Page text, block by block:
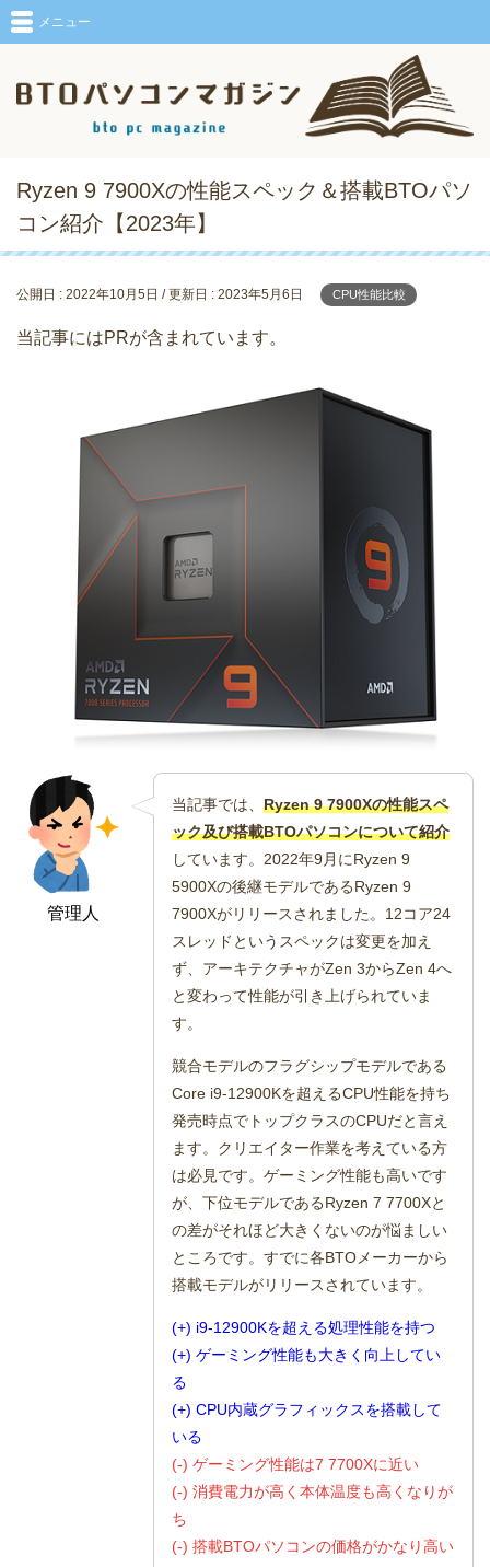
メニュー
Ryzen 9 7900Xの性能スペック＆搭載BTOパソ
コン紹介【2023年】
公開日 : 2022年10月5日 / 更新日 : 2023年5月6日 CPU性能比較
当記事にはPRが含まれています。
管理人
当記事では、Ryzen 9 7900Xの性能スペ
ック及び搭載BTOパソコンについて紹介
しています。2022年9月にRyzen 9
5900Xの後継モデルであるRyzen 9
7900Xがリリースされました。12コア24
スレッドというスペックは変更を加え
ず、アーキテクチャがZen 3からZen 4へ
と変わって性能が引き上げられていま
す。
競合モデルのフラグシップモデルである
Core i9-12900Kを超えるCPU性能を持ち
発売時点でトップクラスのCPUだと言え
ます。クリエイター作業を考えている方
は必見です。ゲーミング性能も高いです
が、下位モデルであるRyzen 7 7700Xと
の差がそれほど大きくないのが悩ましい
ところです。すでに各BTOメーカーから
搭載モデルがリリースされています。
(+) i9-12900Kを超える処理性能を持つ
(+) ゲーミング性能も大きく向上してい
る
(+) CPU内蔵グラフィックスを搭載して
いる
(-) ゲーミング性能は7 7700Xに近い
(-) 消費電力が高く本体温度も高くなりが
ち
(-) 搭載BTOパソコンの価格がかなり高い